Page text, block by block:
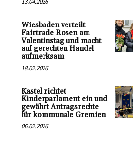
13.04.2026
Wiesbaden verteilt
Fairtrade Rosen am
Valentinstag und macht
auf gerechten Handel
aufmerksam
18.02.2026
Kastel richtet
Kinderparlament ein und
gewährt Antragsrechte
für kommunale Gremien
06.02.2026